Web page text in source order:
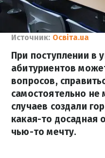
Источник: Освіта.ua
При поступлении в
абитуриентов
вопросов,
самостоятельно не
случаев создали
какая-то досадная
чью-то мечту.